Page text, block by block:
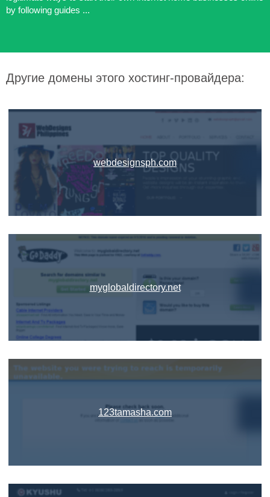
by following guides ...
Другие домены этого хостинг-провайдера:
webdesignsph.com
myglobaldirectory.net
123tamasha.com